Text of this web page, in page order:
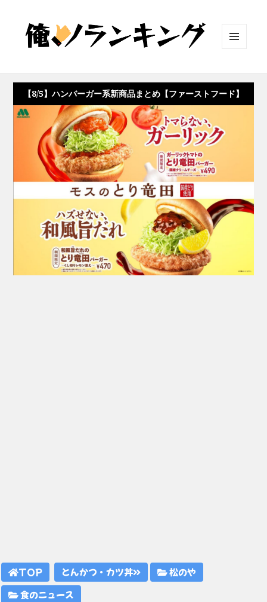
ット
【8/5】ハンバーガー系新商品まとめ【ファーストフード】
TOP とんかつ・カツ丼
松のや
食のニュース